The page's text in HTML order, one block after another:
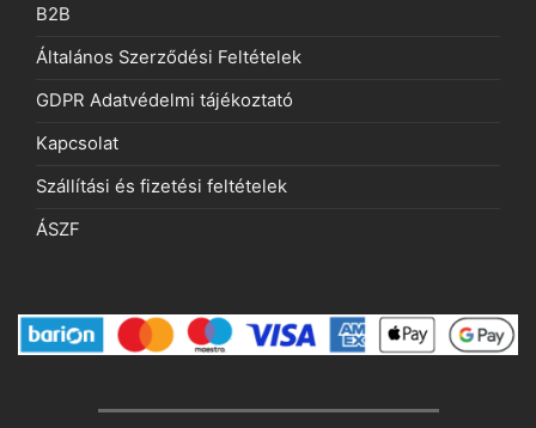
B2B
Általános Szerződési Feltételek
GDPR Adatvédelmi tájékoztató
Kapcsolat
Szállítási és fizetési feltételek
ÁSZF